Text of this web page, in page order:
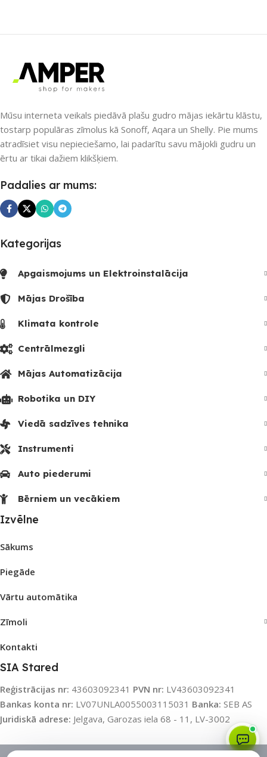
PIEEJAMS UZREIZ
Nē
UZREIZ PIEEJAMAIS
SKAITS
Nē
UZREIZ PIEEJAMAIS
Mūsu interneta veikals piedāvā plašu gudro mājas iekārtu klāstu,
tostarp populāras zīmolus kā Sonoff, Aqara un Shelly. Pie mums
atradīsiet visu nepieciešamo, lai padarītu savu mājokli gudru un
ērtu ar tikai dažiem klikšķiem.
Padalies ar mums:
Kategorijas
Apgaismojums un Elektroinstalācija
Mājas Drošība
Klimata kontrole
Centrālmezgli
Mājas Automatizācija
Robotika un DIY
Viedā sadzīves tehnika
Instrumenti
Auto piederumi
Bērniem un vecākiem
Izvēlne
Sākums
Piegāde
Vārtu automātika
Zīmoli
Kontakti
SIA Stared
Reģistrācijas nr: 43603092341 PVN nr: LV43603092341
Bankas konta nr: LV07UNLA0055003115031 Banka: SEB AS
Juridiskā adrese: Jelgava, Garozas iela 68 - 11, LV-3002